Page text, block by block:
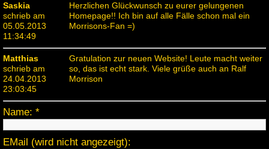
Saskia
schrieb am
05.05.2013
11:34:49
Herzlichen Glückwunsch zu eurer gelungenen
Homepage!! Ich bin auf alle Fälle schon mal ein
Morrisons-Fan =)
Matthias
schrieb am
24.04.2013
23:03:45
Gratulation zur neuen Website! Leute macht weiter
so, das ist echt stark. Viele grüße auch an Ralf
Morrison
Name:
EMail (wird nicht angezeigt):